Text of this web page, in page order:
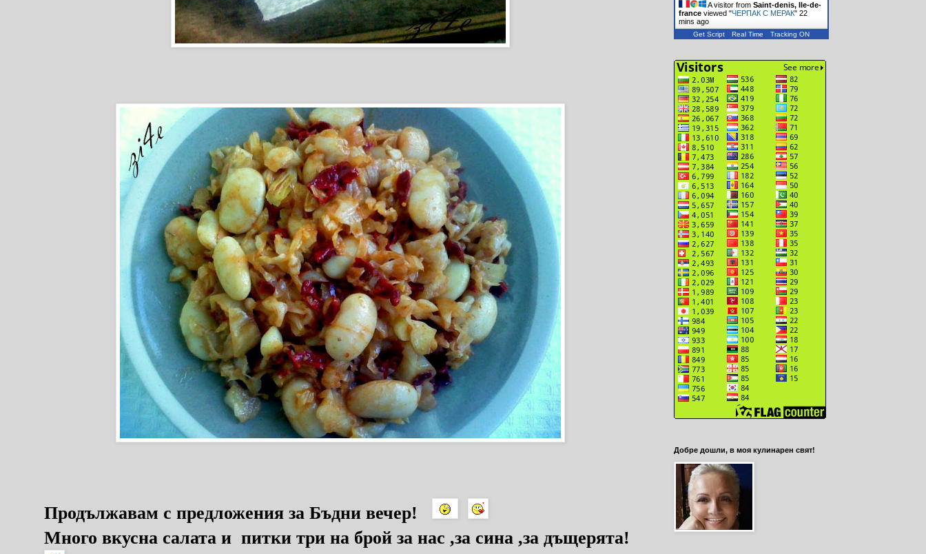
Продължавам с предложения за Бъдни вечер!
Много вкусна салата и питки три на брой за нас ,за сина ,за дъщерята!
A visitor from Saint-denis, Ile-de-
france viewed "ЧЕРПАК С МЕРАК" 22
mins ago
Get Script Real Time Tracking ON
Добре дошли, в моя кулинарен свят!